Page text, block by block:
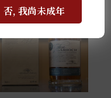
否, 我尚未成年